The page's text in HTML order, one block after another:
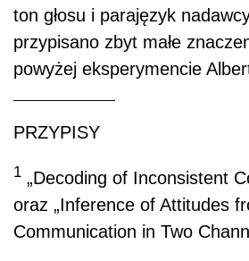
ton głosu i parajęzyk
przypisano zbyt małe
powyżej eksperymencie
PRZYPISY
1 „Decoding of Inconsistent
oraz „Inference of Attitudes
Communication in Two